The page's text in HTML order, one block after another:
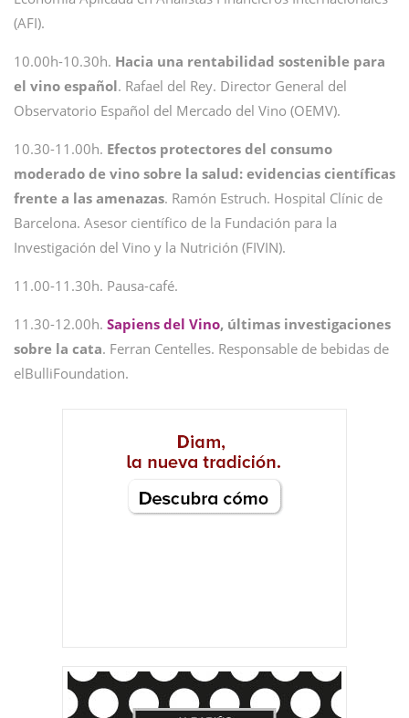
(AFI).
10.00h-10.30h. Hacia una rentabilidad sostenible para
el vino español. Rafael del Rey. Director General del
Observatorio Español del Mercado del Vino (OEMV).
10.30-11.00h. Efectos protectores del consumo
moderado de vino sobre la salud: evidencias científicas
frente a las amenazas. Ramón Estruch. Hospital Clínic de
Barcelona. Asesor científico de la Fundación para la
Investigación del Vino y la Nutrición (FIVIN).
11.00-11.30h. Pausa-café.
11.30-12.00h. Sapiens del Vino, últimas investigaciones
sobre la cata. Ferran Centelles. Responsable de bebidas de
elBulliFoundation.